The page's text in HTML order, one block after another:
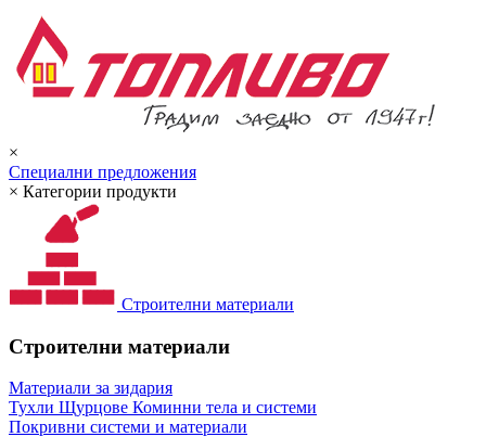
×
Специални предложения
× Категории продукти
Строителни материали
Строителни материали
Материали за зидария
Тухли Щурцове Коминни тела и системи
Покривни системи и материали